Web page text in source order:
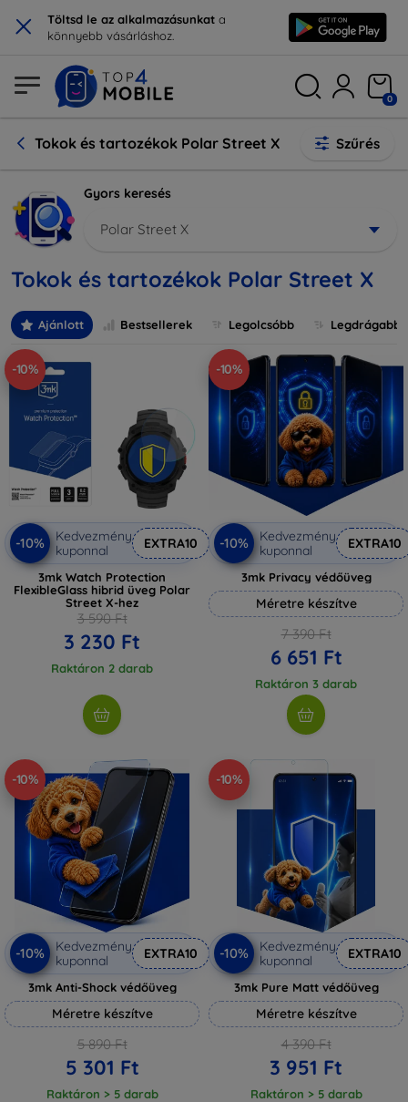
× Töltsd le az alkalmazásunkat a
könnyebb vásárláshoz.
0
Tokok és tartozékok Polar Street X Szűrés
Gyors keresés
Polar Street X
Tokok és tartozékok Polar Street X
Ajánlott Bestsellerek Legolcsóbb Legdrágabb
-10%
-10%
Kedvezmény
kuponnal
EXTRA10
3mk Watch Protection
FlexibleGlass hibrid üveg Polar
Street X-hez
3 590 Ft
3 230 Ft
Raktáron 2 darab
-10%
-10%
Kedvezmény
kuponnal
EXTRA10
3mk Privacy védőüveg
Méretre készítve
7 390 Ft
6 651 Ft
Raktáron 3 darab
-10%
-10%
Kedvezmény
kuponnal
EXTRA10
3mk Anti-Shock védőüveg
Méretre készítve
5 890 Ft
5 301 Ft
Raktáron > 5 darab
-10%
-10%
Kedvezmény
kuponnal
EXTRA10
3mk Pure Matt védőüveg
Méretre készítve
4 390 Ft
3 951 Ft
Raktáron > 5 darab